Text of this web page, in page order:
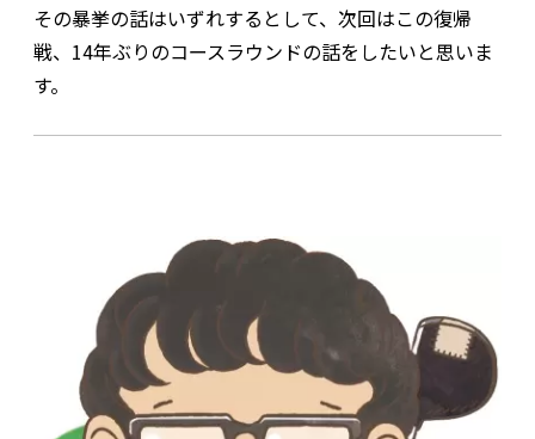
その暴挙の話はいずれするとして、次回はこの復帰
戦、14年ぶりのコースラウンドの話をしたいと思いま
す。